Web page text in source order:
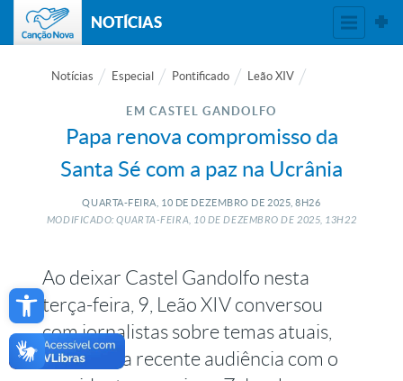
Open toolbar
NOTÍCIAS
Notícias Especial Pontificado Leão XIV
EM CASTEL GANDOLFO
Papa renova compromisso da
Santa Sé com a paz na Ucrânia
QUARTA-FEIRA, 10 DE DEZEMBRO DE 2025, 8H26
MODIFICADO: QUARTA-FEIRA, 10 DEDEZEMBRO DE2025, 13H22
Ao deixar Castel Gandolfo nesta
terça-feira, 9, Leão XIV conversou
com jornalistas sobre temas atuais,
incluindo a recente audiência com o